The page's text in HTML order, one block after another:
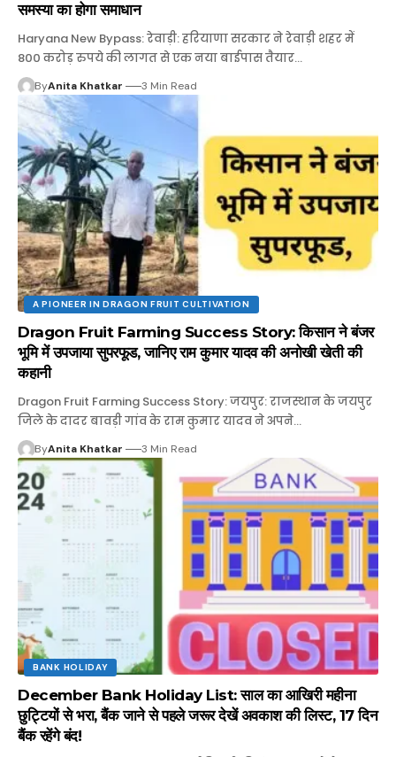
समस्या का होगा समाधान
Haryana New Bypass: रेवाड़ी: हरियाणा सरकार ने रेवाड़ी शहर में
800 करोड़ रुपये की लागत से एक नया बाईपास तैयार…
ByAnita Khatkar 3 Min Read
A PIONEER IN DRAGON FRUIT CULTIVATION
Dragon Fruit Farming Success Story: किसान ने बंजर
भूमि में उपजाया सुपरफूड, जानिए राम कुमार यादव की अनोखी खेती की
कहानी
Dragon Fruit Farming Success Story: जयपुर: राजस्थान के जयपुर
जिले के दादर बावड़ी गांव के राम कुमार यादव ने अपने…
ByAnita Khatkar 3 Min Read
BANK HOLIDAY
December Bank Holiday List: साल का आखिरी महीना
छुट्टियों से भरा, बैंक जाने से पहले जरूर देखें अवकाश की लिस्ट, 17 दिन
बैंक रहेंगे बंद!